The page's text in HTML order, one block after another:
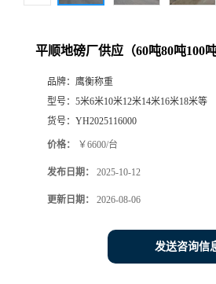
平顺地磅厂供应（60吨80吨100
品牌： 鹰衡称重
型号： 5米6米10米12米14米16米18米等
货号： YH2025116000
价格： ￥6600/台
发布日期： 2025-10-12
更新日期： 2026-08-06
发送咨询信